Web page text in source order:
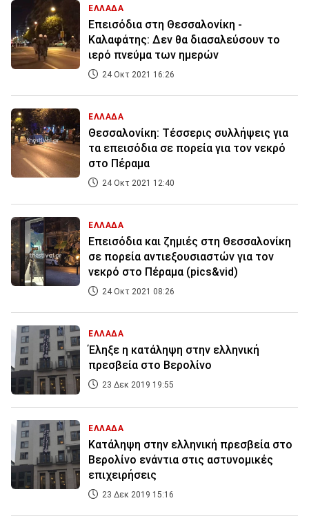
ΕΛΛΑΔΑ
Επεισόδια στη Θεσσαλονίκη -
Καλαφάτης: Δεν θα διασαλεύσουν το
ιερό πνεύμα των ημερών
24 Οκτ 2021 16:26
ΕΛΛΑΔΑ
Θεσσαλονίκη: Τέσσερις συλλήψεις για
τα επεισόδια σε πορεία για τον νεκρό
στο Πέραμα
24 Οκτ 2021 12:40
ΕΛΛΑΔΑ
Επεισόδια και ζημιές στη Θεσσαλονίκη
σε πορεία αντιεξουσιαστών για τον
νεκρό στο Πέραμα (pics&vid)
24 Οκτ 2021 08:26
ΕΛΛΑΔΑ
Έληξε η κατάληψη στην ελληνική
πρεσβεία στο Βερολίνο
23 Δεκ 2019 19:55
ΕΛΛΑΔΑ
Κατάληψη στην ελληνική πρεσβεία στο
Βερολίνο ενάντια στις αστυνομικές
επιχειρήσεις
23 Δεκ 2019 15:16